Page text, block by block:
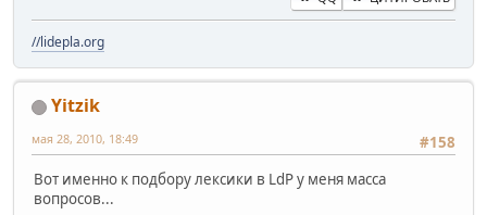
//lidepla.org
Yitzik
#158
мая 28, 2010, 18:49
Вот именно к подбору лексики в LdP у меня масса
вопросов...